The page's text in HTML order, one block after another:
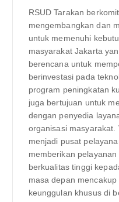
RSUD Tarakan
mengembangkan dan
untuk memenuhi
masyarakat Jakarta
berencana untuk
berinvestasi pada
program peningkatan
juga bertujuan untuk
dengan penyedia
organisasi
menjadi pusat
memberikan
berkualitas tinggi
masa depan
keunggulan khusus di